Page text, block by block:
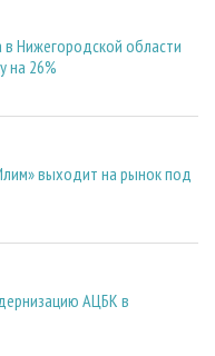
Нижегородской области
на 26%
выходит на рынок под
АЦБК в